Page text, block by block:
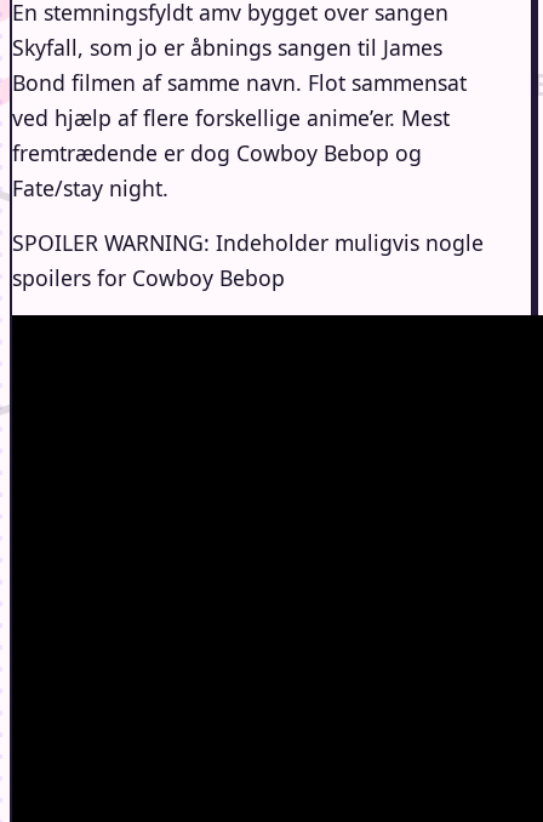
En stemningsfyldt amv bygget over sangen
Skyfall, som jo er åbnings sangen til James
Bond filmen af samme navn. Flot sammensat
ved hjælp af flere forskellige anime’er. Mest
fremtrædende er dog Cowboy Bebop og
Fate/stay night.
SPOILER WARNING: Indeholder muligvis nogle
spoilers for Cowboy Bebop